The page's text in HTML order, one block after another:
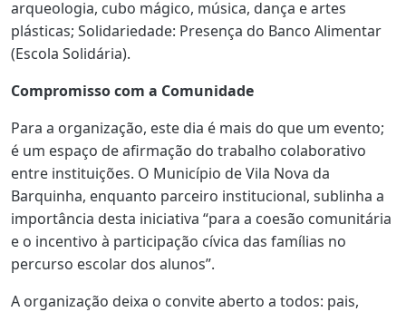
arqueologia, cubo mágico, música, dança e artes
plásticas; Solidariedade: Presença do Banco Alimentar
(Escola Solidária).
Compromisso com a Comunidade
Para a organização, este dia é mais do que um evento;
é um espaço de afirmação do trabalho colaborativo
entre instituições. O Município de Vila Nova da
Barquinha, enquanto parceiro institucional, sublinha a
importância desta iniciativa “para a coesão comunitária
e o incentivo à participação cívica das famílias no
percurso escolar dos alunos”.
A organização deixa o convite aberto a todos: pais,